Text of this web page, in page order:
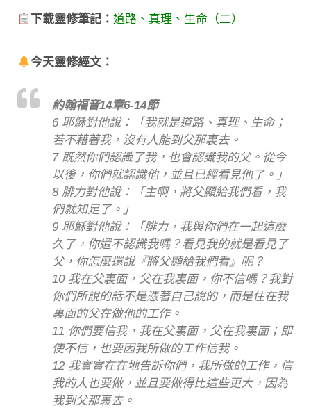
下載靈修筆記：道路、真理、生命（二）
今天靈修經文：
約翰福音14章6-14節
6 耶穌對他說：「我就是道路、真理、生命；
若不藉著我，沒有人能到父那裏去。
7 既然你們認識了我，也會認識我的父。從今
以後，你們就認識他，並且已經看見他了。」
8 腓力對他說：「主啊，將父顯給我們看，我
們就知足了。」
9 耶穌對他說：「腓力，我與你們在一起這麼
久了，你還不認識我嗎？看見我的就是看見了
父，你怎麼還說『將父顯給我們看』呢？
10 我在父裏面，父在我裏面，你不信嗎？我對
你們所說的話不是憑著自己說的，而是住在我
裏面的父在做他的工作。
11 你們要信我，我在父裏面，父在我裏面；即
使不信，也要因我所做的工作信我。
12 我實實在在地告訴你們，我所做的工作，信
我的人也要做，並且要做得比這些更大，因為
我到父那裏去。